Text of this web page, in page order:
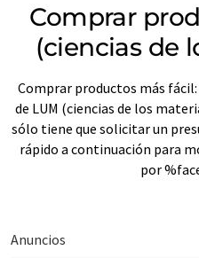
Comprar
(ciencias de
Comprar productos más
de LUM (ciencias de los
sólo tiene que solicitar un
rápido a continuación para
por
Anuncios